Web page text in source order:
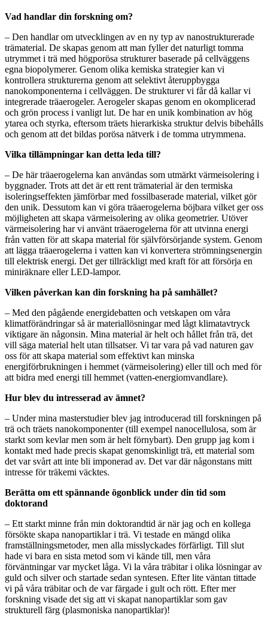
Vad handlar din forskning om?
– Den handlar om utvecklingen av en ny typ av nanostrukturerade
trämaterial. De skapas genom att man fyller det naturligt tomma
utrymmet i trä med högporösa strukturer baserade på cellväggens
egna biopolymerer. Genom olika kemiska strategier kan vi
kontrollera strukturerna genom att selektivt återuppbygga
nanokomponenterna i cellväggen. De strukturer vi får då kallar vi
integrerade träaerogeler. Aerogeler skapas genom en okomplicerad
och grön process i vanligt lut. De har en unik kombination av hög
ytarea och styrka, eftersom träets hierarkiska struktur delvis bibehålls
och genom att det bildas porösa nätverk i de tomma utrymmena.
Vilka tillämpningar kan detta leda till?
– De här träaerogelerna kan användas som utmärkt värmeisolering i
byggnader. Trots att det är ett rent trämaterial är den termiska
isoleringseffekten jämförbar med fossilbaserade material, vilket gör
den unik. Dessutom kan vi göra träaerogelerna böjbara vilket ger oss
möjligheten att skapa värmeisolering av olika geometrier. Utöver
värmeisolering har vi använt träaerogelerna för att utvinna energi
från vatten för att skapa material för självförsörjande system. Genom
att lägga träaerogelerna i vatten kan vi konvertera strömningsenergin
till elektrisk energi. Det ger tillräckligt med kraft för att försörja en
miniräknare eller LED-lampor.
Vilken påverkan kan din forskning ha på samhället?
– Med den pågående energidebatten och vetskapen om våra
klimatförändringar så är materiallösningar med lågt klimatavtryck
viktigare än någonsin. Mina material är helt och hållet från trä, det
vill säga material helt utan tillsatser. Vi tar vara på vad naturen gav
oss för att skapa material som effektivt kan minska
energiförbrukningen i hemmet (värmeisolering) eller till och med för
att bidra med energi till hemmet (vatten-energiomvandlare).
Hur blev du intresserad av ämnet?
– Under mina masterstudier blev jag introducerad till forskningen på
trä och träets nanokomponenter (till exempel nanocellulosa, som är
starkt som kevlar men som är helt förnybart). Den grupp jag kom i
kontakt med hade precis skapat genomskinligt trä, ett material som
det var svårt att inte bli imponerad av. Det var där någonstans mitt
intresse för träkemi väcktes.
Berätta om ett spännande ögonblick under din tid som
doktorand
– Ett starkt minne från min doktorandtid är när jag och en kollega
försökte skapa nanopartiklar i trä. Vi testade en mängd olika
framställningsmetoder, men alla misslyckades förfärligt. Till slut
hade vi bara en sista metod som vi kände till, men våra
förväntningar var mycket låga. Vi la våra träbitar i olika lösningar av
guld och silver och startade sedan syntesen. Efter lite väntan tittade
vi på våra träbitar och de var färgade i gult och rött. Efter mer
forskning visade det sig att vi skapat nanopartiklar som gav
strukturell färg (plasmoniska nanopartiklar)!